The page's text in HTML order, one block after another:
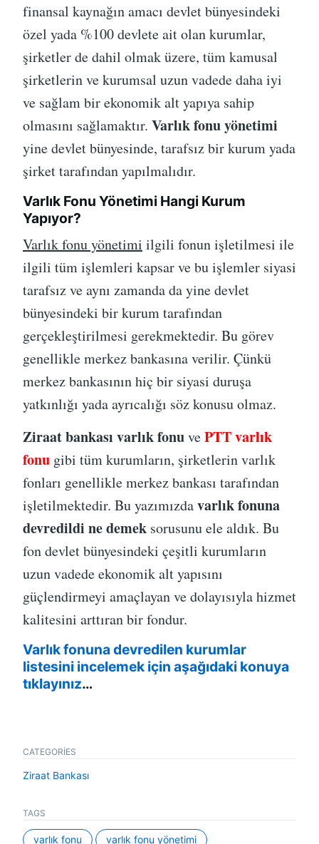
finansal kaynağın amacı devlet bünyesindeki
özel yada %100 devlete ait olan kurumlar,
şirketler de dahil olmak üzere, tüm kamusal
şirketlerin ve kurumsal uzun vadede daha iyi
ve sağlam bir ekonomik alt yapıya sahip
olmasını sağlamaktır. Varlık fonu yönetimi
yine devlet bünyesinde, tarafsız bir kurum yada
şirket tarafından yapılmalıdır.
Varlık Fonu Yönetimi Hangi Kurum
Yapıyor?
Varlık fonu yönetimi ilgili fonun işletilmesi ile
ilgili tüm işlemleri kapsar ve bu işlemler siyasi
tarafsız ve aynı zamanda da yine devlet
bünyesindeki bir kurum tarafından
gerçekleştirilmesi gerekmektedir. Bu görev
genellikle merkez bankasına verilir. Çünkü
merkez bankasının hiç bir siyasi duruşa
yatkınlığı yada ayrıcalığı söz konusu olmaz.
Ziraat bankası varlık fonuvePTT varlık
fonu gibi tüm kurumların, şirketlerin varlık
fonları genellikle merkez bankası tarafından
işletilmektedir. Bu yazımızdavarlık fonuna
devredildi ne demek sorusunu ele aldık. Bu
fon devlet bünyesindeki çeşitli kurumların
uzun vadede ekonomik alt yapısını
güçlendirmeyi amaçlayan ve dolayısıyla hizmet
kalitesini arttıran bir fondur.
Varlık fonuna devredilen kurumlar
listesini incelemek için aşağıdaki konuya
tıklayınız…
CATEGORIES
Ziraat Bankası
TAGS
varlık fonu varlık fonu yönetimi